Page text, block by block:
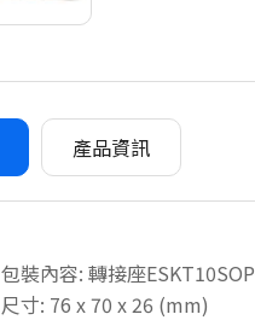
產品資訊
包裝內容: 轉接座
尺寸: 76 x 70 x 26 (mm)